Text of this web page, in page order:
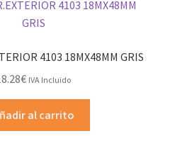
4103 18MX48MM GRIS
€ IVA Incluido
al carrito